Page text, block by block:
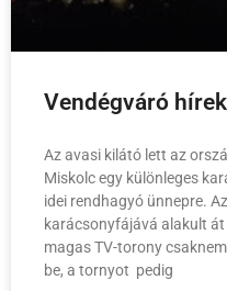
Vendégváró
Az avasi kilátó lett az
Miskolc egy különleges
idei rendhagyó ünnepre.
karácsonyfájává alakult
magas TV-torony
be, a tornyot pedig